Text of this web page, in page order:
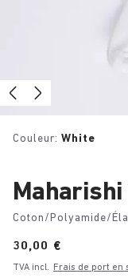
Couleur: White
Maharishi
Coton/Polyamide/
Price:
30,00 €
TVA incl. Frais de port en